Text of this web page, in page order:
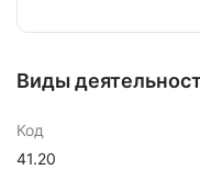
Виды
Код
41.20